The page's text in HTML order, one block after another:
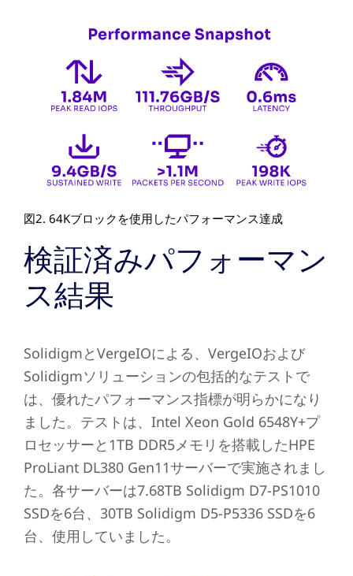
図2. 64Kブロックを使用したパフォーマンス達成
検証済みパフォーマン
ス結果
SolidigmとVergeIOによる、VergeIOおよび
Solidigmソリューションの包括的なテストで
は、優れたパフォーマンス指標が明らかになり
ました。テストは、Intel Xeon Gold 6548Y+プ
ロセッサーと1TB DDR5メモリを搭載したHPE
ProLiant DL380 Gen11サーバーで実施されまし
た。各サーバーは7.68TB Solidigm D7-PS1010
SSDを6台、30TB Solidigm D5-P5336 SSDを6
台、使用していました。